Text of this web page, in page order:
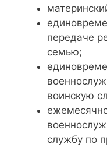
передаче
семью;
воинскую
службу по